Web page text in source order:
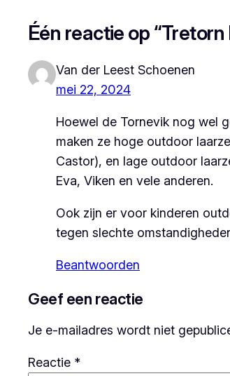
Één reactie op
Van der Leest Schoenen
mei 22, 2024
Hoewel de Tornevik nog wel
maken ze hoge outdoor
Castor), en lage outdoor
Eva, Viken en vele anderen.
Ook zijn er voor kinderen
tegen slechte
Beantwoorden
Geef een reactie
Je e-mailadres wordt niet
Reactie *